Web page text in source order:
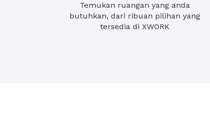
Temukan ruangan yang anda
butuhkan, dari ribuan pilihan yang
tersedia di XWORK